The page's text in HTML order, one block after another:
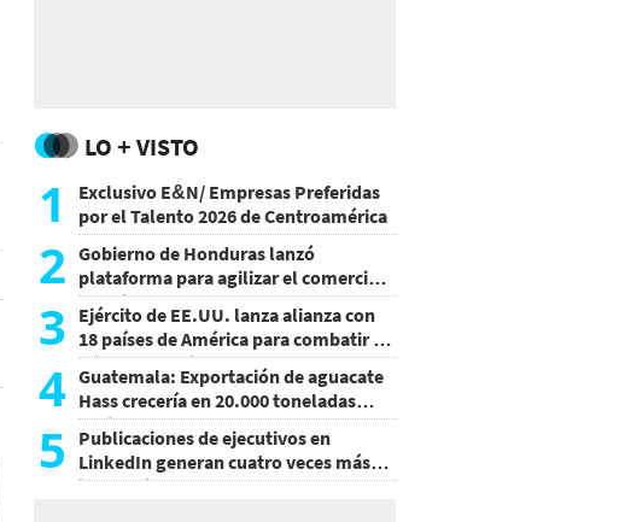
LO + VISTO
1
Exclusivo E&N/ Empresas Preferidas
por el Talento 2026 de Centroamérica
2 Gobierno de Honduras lanzó
plataforma para agilizar el comercio
exterior
3 Ejército de EE.UU. lanza alianza con
18 países de América para combatir el
crimen organizado
4 Guatemala: Exportación de aguacate
Hass crecería en 20.000 toneladas
hacia 2028
5
Publicaciones de ejecutivos en
LinkedIn generan cuatro veces más
interacciones